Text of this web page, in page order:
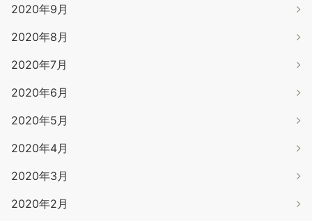
2020年9月
2020年8月
2020年7月
2020年6月
2020年5月
2020年4月
2020年3月
2020年2月